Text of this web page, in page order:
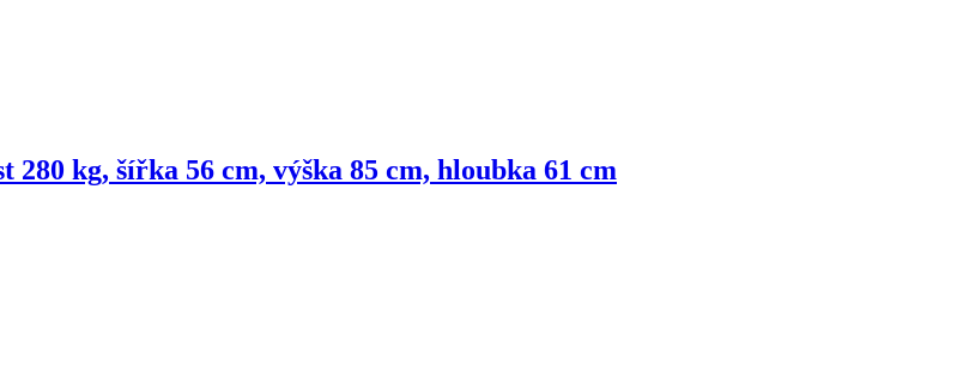
280 kg, šířka 56 cm, výška 85 cm, hloubka 61 cm